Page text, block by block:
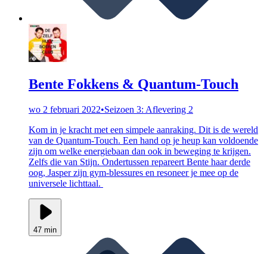
Bente Fokkens & Quantum-Touch
wo 2 februari 2022•Seizoen 3: Aflevering 2
Kom in je kracht met een simpele aanraking. Dit is de wereld
van de Quantum-Touch. Een hand op je heup kan voldoende
zijn om welke energiebaan dan ook in beweging te krijgen.
Zelfs die van Stijn. Ondertussen repareert Bente haar derde
oog, Jasper zijn gym-blessures en resoneer je mee op de
universele lichttaal.
47 min